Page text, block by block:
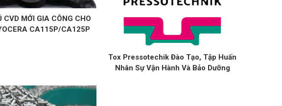
CVD MỚI GIA CÔNG CHO
CA115P/CA125P
Tox Pressotechik Đào Tạo, Tập Huấn
Nhân Sự Vận Hành Và Bảo Dưỡng